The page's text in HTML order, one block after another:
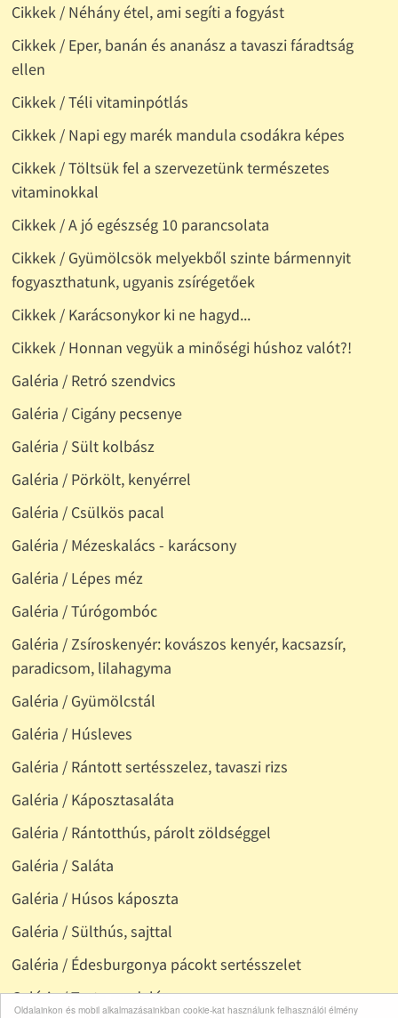
Oldalainkon és mobil alkalmazásainkban cookie-kat használunk felhasználói élmény
Cikkek / Néhány étel, ami segíti a fogyást
Cikkek / Eper, banán és ananász a tavaszi fáradtság
ellen
Cikkek / Téli vitaminpótlás
Cikkek / Napi egy marék mandula csodákra képes
Cikkek / Töltsük fel a szervezetünk természetes
vitaminokkal
Cikkek / A jó egészség 10 parancsolata
Cikkek / Gyümölcsök melyekből szinte bármennyit
fogyaszthatunk, ugyanis zsírégetőek
Cikkek / Karácsonykor ki ne hagyd...
Cikkek / Honnan vegyük a minőségi húshoz valót?!
Galéria / Retró szendvics
Galéria / Cigány pecsenye
Galéria / Sült kolbász
Galéria / Pörkölt, kenyérrel
Galéria / Csülkös pacal
Galéria / Mézeskalács - karácsony
Galéria / Lépes méz
Galéria / Túrógombóc
Galéria / Zsíroskenyér: kovászos kenyér, kacsazsír,
paradicsom, lilahagyma
Galéria / Gyümölcstál
Galéria / Húsleves
Galéria / Rántott sertésszelez, tavaszi rizs
Galéria / Káposztasaláta
Galéria / Rántotthús, párolt zöldséggel
Galéria / Saláta
Galéria / Húsos káposzta
Galéria / Sülthús, sajttal
Galéria / Édesburgonya pácokt sertésszelet
Galéria / Torta rendelésre